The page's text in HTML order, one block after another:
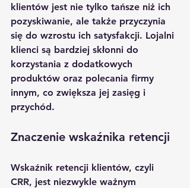
klientów jest nie tylko tańsze niż ich
pozyskiwanie, ale także przyczynia
się do wzrostu ich satysfakcji. Lojalni
klienci są bardziej skłonni do
korzystania z dodatkowych
produktów oraz polecania firmy
innym, co zwiększa jej zasięg i
przychód.
Znaczenie wskaźnika retencji
Wskaźnik retencji klientów, czyli
CRR, jest niezwykle ważnym